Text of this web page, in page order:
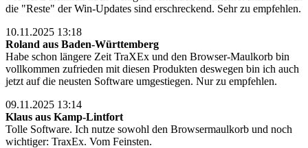
die "Reste" der Win-Updates sind erschreckend. Sehr zu empfehlen.
10.11.2025 13:18
Roland aus Baden-Württemberg
Habe schon längere Zeit TraXEx und den Browser-Maulkorb bin
vollkommen zufrieden mit diesen Produkten deswegen bin ich auch
jetzt auf die neusten Software umgestiegen. Nur zu empfehlen.
09.11.2025 13:14
Klaus aus Kamp-Lintfort
Tolle Software. Ich nutze sowohl den Browsermaulkorb und noch
wichtiger: TraxEx. Vom Feinsten.